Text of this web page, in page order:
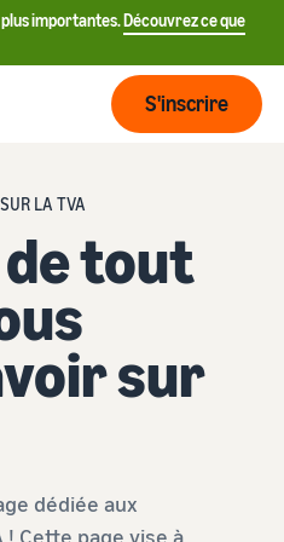
importantes.Découvrez ce que
S'inscrire
LA TVA
de tout
sur
dédiée aux
Cette page vise à